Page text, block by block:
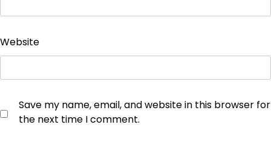
Website
Save my name, email, and website in this browser for
the next time I comment.